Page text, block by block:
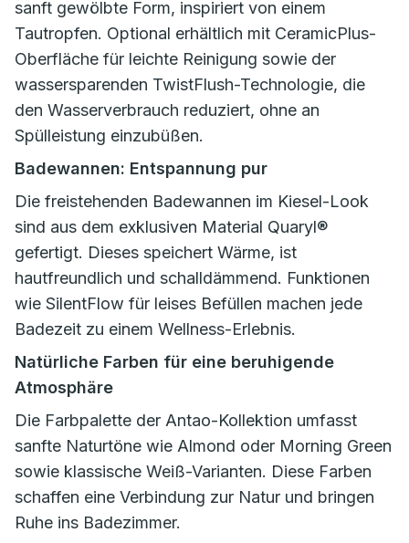
sanft gewölbte Form, inspiriert von einem
Tautropfen. Optional erhältlich mit CeramicPlus-
Oberfläche für leichte Reinigung sowie der
wassersparenden TwistFlush-Technologie, die
den Wasserverbrauch reduziert, ohne an
Spülleistung einzubüßen.
Badewannen: Entspannung pur
Die freistehenden Badewannen im Kiesel-Look
sind aus dem exklusiven Material Quaryl®
gefertigt. Dieses speichert Wärme, ist
hautfreundlich und schalldämmend. Funktionen
wie SilentFlow für leises Befüllen machen jede
Badezeit zu einem Wellness-Erlebnis.
Natürliche Farben für eine beruhigende
Atmosphäre
Die Farbpalette der Antao-Kollektion umfasst
sanfte Naturtöne wie Almond oder Morning Green
sowie klassische Weiß-Varianten. Diese Farben
schaffen eine Verbindung zur Natur und bringen
Ruhe ins Badezimmer.